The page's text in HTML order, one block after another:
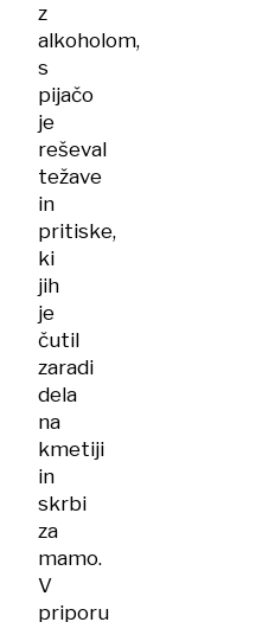
z
alkoholom,
s
pijačo
je
reševal
težave
in
pritiske,
ki
jih
je
čutil
zaradi
dela
na
kmetiji
in
skrbi
za
mamo.
V
priporu